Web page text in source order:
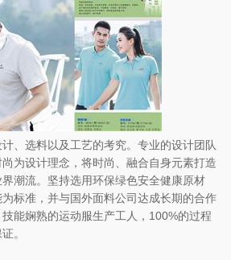
、选料以及工艺的考究。专业的设计团队
为设计理念，将时尚、融合自身元素打造
潮流。坚持选用环保绿色安全健康原材
标准，并与国外面料公司达成长期的合作
能娴熟的运动服生产工人，100%的过程
。